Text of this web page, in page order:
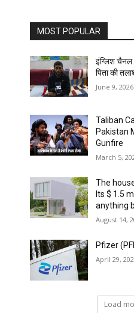
MOST POPULAR
इंग्लिश चैनल
पिता की
June 9, 2026
Taliban
Pakistan
Gunfire
March 5,
The
Its $ 1.5
anything
August 14,
Pfizer
April 29,
Load